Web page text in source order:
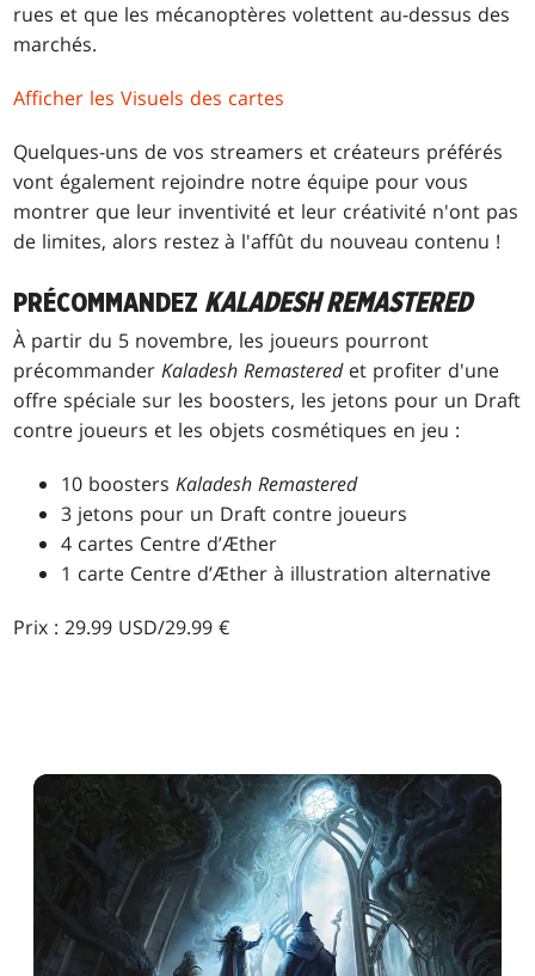
rues et que les mécanoptères volettent au-dessus des
marchés.
Afficher les Visuels des cartes
Quelques-uns de vos streamers et créateurs préférés
vont également rejoindre notre équipe pour vous
montrer que leur inventivité et leur créativité n'ont pas
de limites, alors restez à l'affût du nouveau contenu !
PRÉCOMMANDEZ KALADESH REMASTERED
À partir du 5 novembre, les joueurs pourront
précommanderKaladesh Remasteredet profiter d'une
offre spéciale sur les boosters, les jetons pour un Draft
contre joueurs et les objets cosmétiques en jeu :
10 boostersKaladesh Remastered
3 jetons pour un Draft contre joueurs
4 cartes Centre d’Æther
1 carte Centre d’Æther à illustration alternative
Prix : 29.99 USD/29.99 €